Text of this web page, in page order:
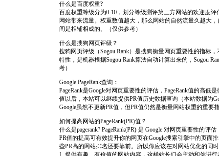
什么是百度权重?
百度权重等级分为0-10，划分等级测评第三方网站的欢迎度
网站带来流量。权重数值越大，那么网站的自然流量久越大
间是相辅相成的。（仅供参考）
什么是搜狗网页评级？
搜狗网页评级（Sogou Rank）是搜狗衡量网页重要性的指标
特性，是机器根据Sogou Rank算法自动计算出来的，Sogou
考）
Google PageRank查询：
PageRank是Google对网页重要性的评估，PageRank值的高
值以后，本站可以继续提供PR值历史数据查询（本站数据为
Google虽然不更新PR值，但PR值仍然是衡量网站权重的重要
如何提高网站的PageRank(PR)值？
什么是pagerank? PageRank(PR) 是 Google 对网页重要性的评估
PR值的提高可有效提升你的网页在Google搜索引擎中的页面
些PR高的网站排名还要靠前。所以你应该在对网站优化的同
1. 提供有趣、有价值的网站内容，这样站长们会主动和你进